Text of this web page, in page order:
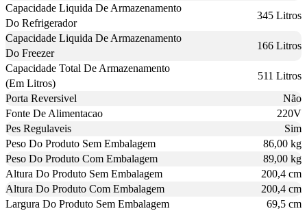
Capacidade Liquida De Armazenamento
Do Refrigerador
345 Litros
Capacidade Liquida De Armazenamento
Do Freezer
166 Litros
Capacidade Total De Armazenamento
(Em Litros)
511 Litros
Porta Reversivel
Não
Fonte De Alimentacao
220V
Pes Regulaveis
Sim
Peso Do Produto Sem Embalagem
86,00 kg
Peso Do Produto Com Embalagem
89,00 kg
Altura Do Produto Sem Embalagem
200,4 cm
Altura Do Produto Com Embalagem
200,4 cm
Largura Do Produto Sem Embalagem
69,5 cm